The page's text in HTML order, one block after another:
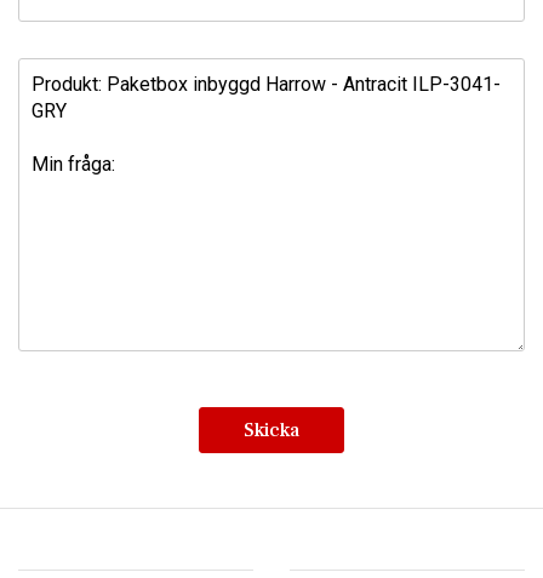
olika väggtjocklekar och olika typer av murar, pelare och
installationen.
Skicka